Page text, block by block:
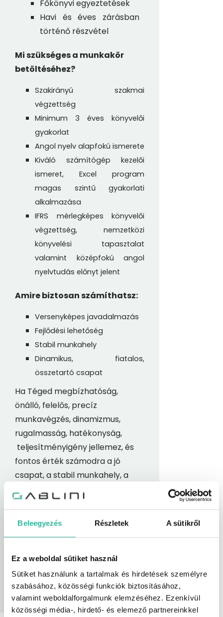
Beleegyezés Részletek A sütikről
Ez a weboldal sütiket használ
Sütiket használunk a tartalmak és hirdetések személyre
szabásához, közösségi funkciók biztosításához,
valamint weboldalforgalmunk elemzéséhez. Ezenkívül
közösségi média-, hirdető- és elemező partnereinkkel
Főkönyvi egyeztetések
Havi és éves zárásban
történő részvétel
Mi szükséges a munkakör
betöltéséhez?
Szakirányú szakmai
végzettség
Minimum 3 éves könyvelői
gyakorlat
Angol nyelv alapfokú ismerete
Kiváló számítógép kezelői
ismeret, Excel program
magas szintű gyakorlati
alkalmazása
IFRS mérlegképes könyvelői
végzettség, nemzetközi
könyvelési tapasztalat
valamint középfokú angol
nyelvtudás előnyt jelent
Amire biztosan számíthatsz:
Versenyképes javadalmazás
Fejlődési lehetőség
Stabil munkahely
Dinamikus, fiatalos,
összetartó csapat
Ha Téged megbízhatóság,
önálló, felelős, precíz
munkavégzés, dinamizmus,
rugalmasság, hatékonyság,
teljesítményigény jellemez, és
fontos érték számodra a jó
csapat, a stabil munkahely, a
akkor csatlakozz hozzánk,
jelentkezz a meghirdetett
könyvelő állásra.
Jelentkezem az állásra